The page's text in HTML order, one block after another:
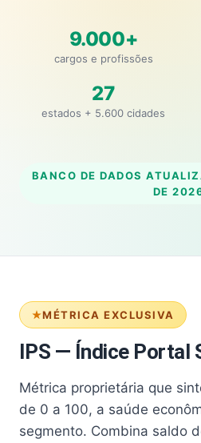
9.000+
cargos e profissões
27
estados + 5.600 cidades
BANCO DE DADOS
DE
MÉTRICA EXCLUSIVA
IPS — Índice Portal
Métrica proprietária que
de 0 a 100, a saúde
segmento. Combina saldo